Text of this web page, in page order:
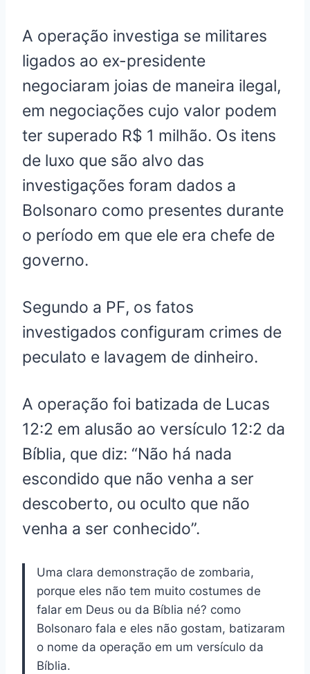
A operação investiga se militares
ligados ao ex-presidente
negociaram joias de maneira ilegal,
em negociações cujo valor podem
ter superado R$ 1 milhão. Os itens
de luxo que são alvo das
investigações foram dados a
Bolsonaro como presentes durante
o período em que ele era chefe de
governo.
Segundo a PF, os fatos
investigados configuram crimes de
peculato e lavagem de dinheiro.
A operação foi batizada de Lucas
12:2 em alusão ao versículo 12:2 da
Bíblia, que diz: “Não há nada
escondido que não venha a ser
descoberto, ou oculto que não
venha a ser conhecido”.
Uma clara demonstração de zombaria,
porque eles não tem muito costumes de
falar em Deus ou da Bíblia né? como
Bolsonaro fala e eles não gostam, batizaram
o nome da operação em um versículo da
Bíblia.